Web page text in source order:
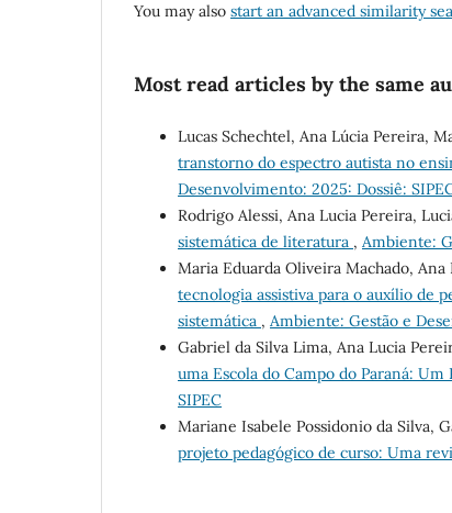
You may also start an advanced similarity
Most read articles by the same
Lucas Schechtel, Ana Lúcia Pereira,
transtorno do espectro autista no
Desenvolvimento: 2025: Dossiê:
Rodrigo Alessi, Ana Lucia Pereira,
sistemática de literatura , Ambiente:
Maria Eduarda Oliveira Machado,
tecnologia assistiva para o auxílio de
sistemática , Ambiente: Gestão e
Gabriel da Silva Lima, Ana Lucia
uma Escola do Campo do Paraná:
SIPEC
Mariane Isabele Possidonio da Silva,
projeto pedagógico de curso: Uma